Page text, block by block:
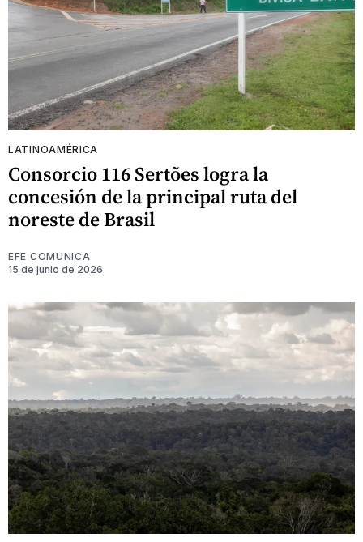
LATINOAMÉRICA
Consorcio 116 Sertões logra la
concesión de la principal ruta del
noreste de Brasil
EFE COMUNICA
15 de junio de 2026